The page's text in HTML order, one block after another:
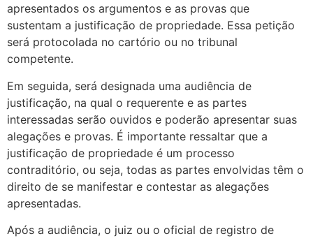
apresentados os argumentos e as provas que
sustentam a justificação de propriedade. Essa petição
será protocolada no cartório ou no tribunal
competente.
Em seguida, será designada uma audiência de
justificação, na qual o requerente e as partes
interessadas serão ouvidos e poderão apresentar suas
alegações e provas. É importante ressaltar que a
justificação de propriedade é um processo
contraditório, ou seja, todas as partes envolvidas têm o
direito de se manifestar e contestar as alegações
apresentadas.
Após a audiência, o juiz ou o oficial de registro de